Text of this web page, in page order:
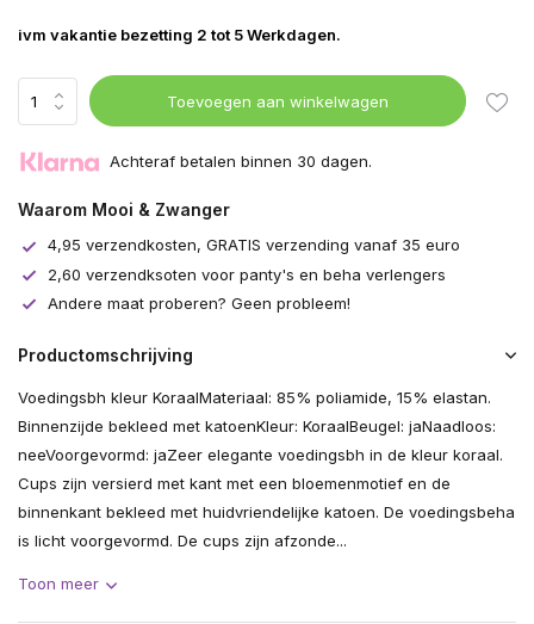
ivm vakantie bezetting 2 tot 5 Werkdagen.
Toevoegen aan winkelwagen
Achteraf betalen binnen 30 dagen.
Waarom Mooi & Zwanger
4,95 verzendkosten, GRATIS verzending vanaf 35 euro
2,60 verzendksoten voor panty's en beha verlengers
Andere maat proberen? Geen probleem!
Productomschrijving
Voedingsbh kleur KoraalMateriaal: 85% poliamide, 15% elastan.
Binnenzijde bekleed met katoenKleur: KoraalBeugel: jaNaadloos:
neeVoorgevormd: jaZeer elegante voedingsbh in de kleur koraal.
Cups zijn versierd met kant met een bloemenmotief en de
binnenkant bekleed met huidvriendelijke katoen. De voedingsbeha
is licht voorgevormd. De cups zijn afzonde...
Toon meer